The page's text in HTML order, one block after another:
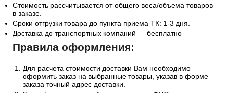
Стоимость рассчитывается от общего веса/объема товаров
в заказе.
Сроки отгрузки товара до пункта приема ТК: 1-3 дня.
Доставка до транспортных компаний — бесплатно
Правила оформления:
Для расчета стоимости доставки Вам необходимо
оформить заказ на выбранные товары, указав в форме
заказа точный адрес доставки.